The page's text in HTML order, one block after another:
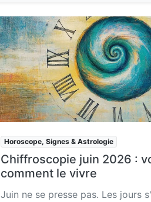
Horoscope, Signes & Astrologie
Chiffroscopie juin 2026 :
comment le vivre
Juin ne se presse pas. Les jours